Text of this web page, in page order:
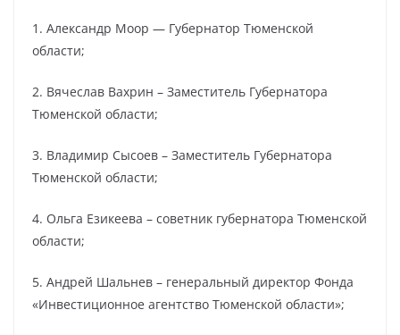
1. Александр Моор — Губернатор Тюменской
области;
2. Вячеслав Вахрин – Заместитель Губернатора
Тюменской области;
3. Владимир Сысоев – Заместитель Губернатора
Тюменской области;
4. Ольга Езикеева – советник губернатора Тюменской
области;
5. Андрей Шальнев – генеральный директор Фонда
«Инвестиционное агентство Тюменской области»;